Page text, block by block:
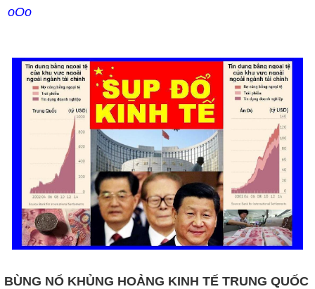
oOo
BÙNG NỔ KHỦNG HOẢNG KINH TẾ TRUNG QUỐC